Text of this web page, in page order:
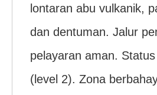
lontaran abu vulkanik,
dan dentuman. Jalur
pelayaran aman.
(level 2). Zona